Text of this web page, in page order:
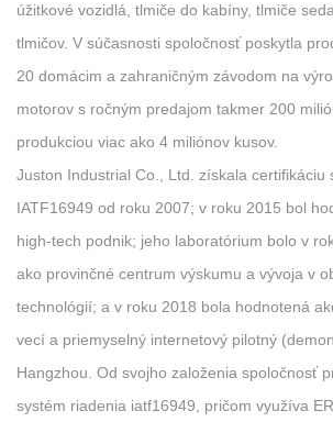
úžitkové vozidlá, tlmiče do kabíny, tlmiče
tlmičov. V súčasnosti spoločnosť poskytla
20 domácim a zahraničným závodom na
motorov s ročným predajom takmer 200
produkciou viac ako 4 miliónov kusov.
Juston Industrial Co., Ltd. získala certifikáciu
IATF16949 od roku 2007; v roku 2015 bol
high-tech podnik; jeho laboratórium bolo v
ako provinčné centrum výskumu a vývoja v
technológií; a v roku 2018 bola hodnotená
vecí a priemyselný internetový pilotný
Hangzhou. Od svojho založenia spoločnosť
systém riadenia iatf16949, pričom využíva